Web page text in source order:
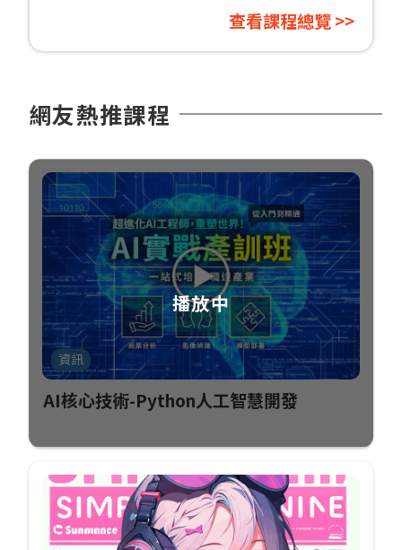
查看課程總覽 >>
網友熱推課程
資訊
AI核心技術-Python人工智慧開發